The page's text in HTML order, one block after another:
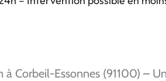
Corbeil-Essonnes (91100) –